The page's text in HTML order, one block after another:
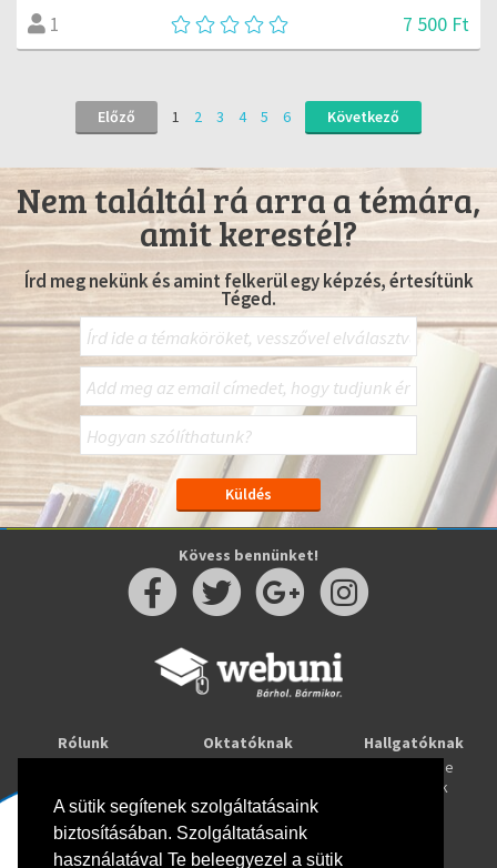
A sütik segítenek szolgáltatásaink
biztosításában. Szolgáltatásaink
használatával Te beleegyezel a sütik
1 7 500 Ft
Előző 1 2 3 4 5 6 Következő
Nem találtál rá arra a témára,
amit kerestél?
Írd meg nekünk és amint felkerül egy képzés, értesítünk
Téged.
Kövess bennünket!
Rólunk
Oktatóknak
Webuni Stúdió
Hallgatóknak
Tanulj online
Képzések
Info